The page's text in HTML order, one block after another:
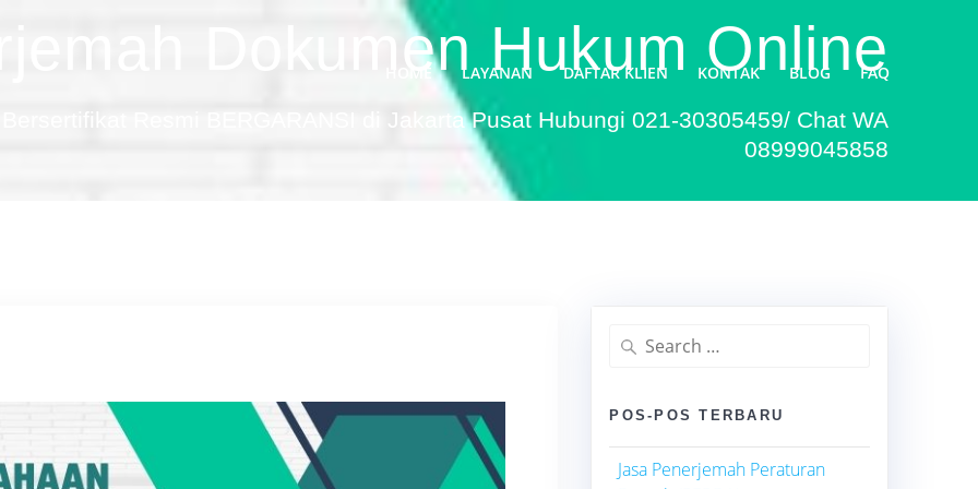
HOME LAYANAN DAFTAR KLIEN KONTAK BLOG FAQ
Dokumen Hukum Online
Resmi BERGARANSI di Jakarta Pusat Hubungi 021-30305459/ Chat WA
08999045858
Search
for:
POS-POS TERBARU
Jasa Penerjemah Peraturan